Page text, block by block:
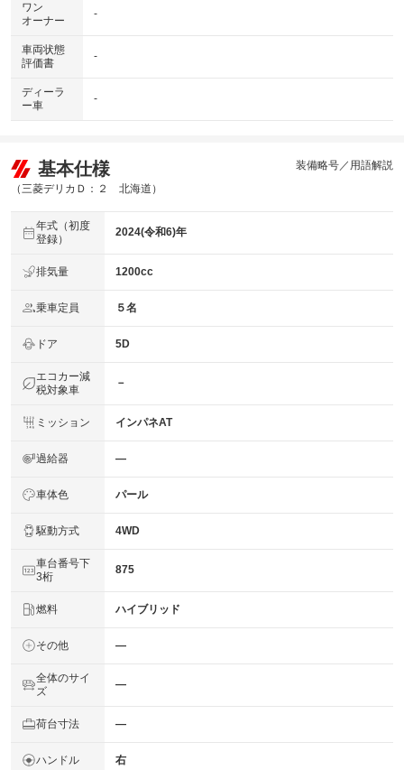
ワン
オーナー
-
車両状態
評価書
-
ディーラ
ー車
-
基本仕様
（三菱デリカＤ：２ 北海道）
装備略号／用語解説
年式（初度
登録）
2024(令和6)年
排気量 1200cc
乗車定員 ５名
ドア 5D
エコカー減
税対象車
－
ミッション インパネAT
過給器 ―
車体色 パール
駆動方式 4WD
車台番号下
3桁
875
燃料 ハイブリッド
その他 ―
全体のサイ
ズ
―
荷台寸法 ―
ハンドル 右